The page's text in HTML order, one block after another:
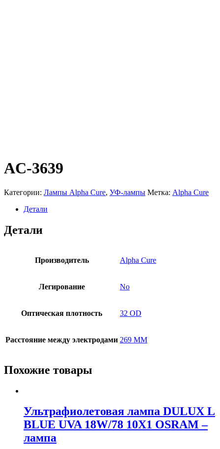
AC-3639
Категории: Лампы Alpha Cure, УФ-лампы Метка: Alpha Cure
Детали
Детали
Производитель Alpha Cure
Легирование No
Оптическая плотность 32 OD
Расстояние между электродами 269 MM
Похожие товары
Ультрафиолетовая лампа DULUX L
BLUE UVA 18W/78 10X1 OSRAM –
лампа